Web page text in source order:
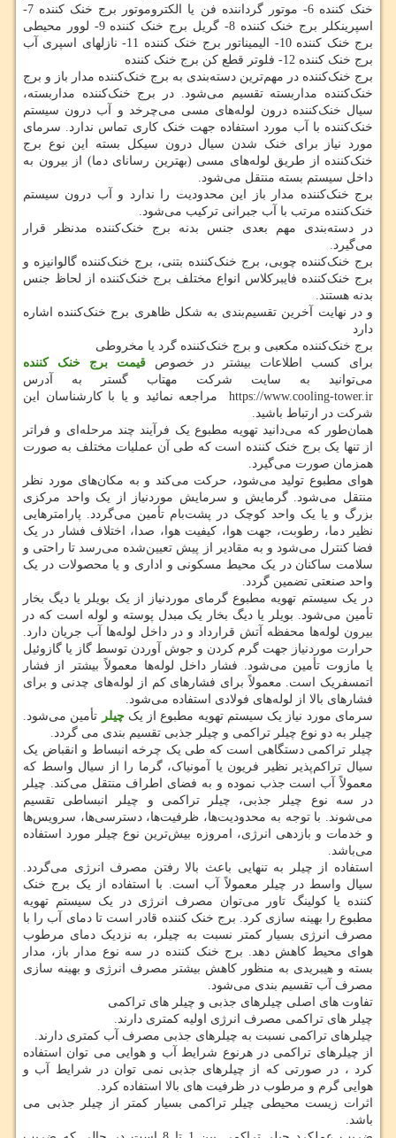
خنک کننده 6- موتور گرداننده فن یا الکتروموتور برج خنک کننده 7-
اسپرینکلر برج خنک کننده 8- گریل برج خنک کننده 9- لوور محیطی
برج خنک کننده 10- الیمیناتور برج خنک کننده 11- نازلهای اسپری آب
برج خنک کننده 12- فلوتر قطع کن برج خنک کننده
برج خنک‌کننده در مهم‌ترین دسته‌بندی به برج خنک‌کننده مدار باز و برج
خنک‌کننده مداربسته تقسیم می‌شود. در برج خنک‌کننده مداربسته،
سیال خنک‌کننده درون لوله‌های مسی می‌چرخد و آب درون سیستم
خنک‌کننده با آب مورد استفاده جهت خنک کاری تماس ندارد. سرمای
مورد نیاز برای خنک شدن سیال درون سیکل بسته این نوع برج
خنک‌کننده از طریق لوله‌های مسی (بهترین رسانای دما) از بیرون به
داخل سیستم بسته منتقل می‌شود.
برج خنک‌کننده مدار باز این محدودیت را ندارد و آب درون سیستم
خنک‌کننده مرتب با آب جبرانی ترکیب می‌شود.
در دسته‌بندی مهم بعدی جنس بدنه برج خنک‌کننده مدنظر قرار
می‌گیرد.
برج خنک‌کننده چوبی، برج خنک‌کننده بتنی، برج خنک‌کننده گالوانیزه و
برج خنک‌کننده فایبرکلاس انواع مختلف برج خنک‌کننده از لحاظ جنس
بدنه هستند.
و در نهایت آخرین تقسیم‌بندی به شکل ظاهری برج خنک‌کننده اشاره
دارد
برج خنک‌کننده مکعبی و برج خنک‌کننده گرد یا مخروطی
برای کسب اطلاعات بیشتر در خصوصقیمت برج خنک کننده
می‌توانید به سایت شرکت مهتاب گستر به آدرس
https://www.cooling-tower.ir مراجعه نمائید و یا با کارشناسان این
شرکت در ارتباط باشید.
همان‌طور که می‌دانید تهویه مطبوع یک فرآیند چند مرحله‌ای و فراتر
از تنها یک برج خنک کننده است که طی آن عملیات مختلف به صورت
همزمان صورت می‌گیرد.
هوای مطبوع تولید می‌شود، حرکت می‌کند و به مکان‌های مورد نظر
منتقل می‌شود. گرمایش و سرمایش موردنیاز از یک واحد مرکزی
بزرگ و یا یک واحد کوچک در پشت‌بام تأمین می‌گردد. پارامترهایی
نظیر دما، رطوبت، جهت هوا، کیفیت هوا، صدا، اختلاف فشار در یک
فضا کنترل می‌شود و به مقادیر از پیش تعیین‌شده می‌رسد تا راحتی و
سلامت ساکنان در یک محیط مسکونی و اداری و یا محصولات در یک
واحد صنعتی تضمین گردد.
در یک سیستم تهویه مطبوع گرمای موردنیاز از یک بویلر یا دیگ بخار
تأمین می‌شود. بویلر یا دیگ بخار یک مبدل پوسته و لوله است که در
بیرون لوله‌ها محفظه آتش قرارداد و در داخل لوله‌ها آب جریان دارد.
حرارت موردنیاز جهت گرم کردن و جوش آوردن توسط گاز یا گازوئیل
یا مازوت تأمین می‌شود. فشار داخل لوله‌ها معمولاً بیشتر از فشار
اتمسفریک است. معمولاً برای فشارهای کم از لوله‌های چدنی و برای
فشارهای بالا از لوله‌های فولادی استفاده می‌شود.
سرمای مورد نیاز یک سیستم تهویه مطبوع از یکچیلر تأمین می‌شود.
چیلر به دو نوع چیلر تراکمی و چیلر جذبی تقسیم بندی می گردد.
چیلر تراکمی دستگاهی است که طی یک چرخه انبساط و انقباض یک
سیال تراکم‌پذیر نظیر فریون یا آمونیاک، گرما را از سیال واسط که
معمولاً آب است جذب نموده و به فضای اطراف منتقل می‌کند. چیلر
در سه نوع چیلر جذبی، چیلر تراکمی و چیلر انبساطی تقسیم
می‌شوند. با توجه به محدودیت‌ها، ظرفیت‌ها، دسترسی‌ها، سرویس‌ها
و خدمات و بازدهی انرژی، امروزه بیش‌ترین نوع چیلر مورد استفاده
می‌باشد.
استفاده از چیلر به تنهایی باعث بالا رفتن مصرف انرژی می‌گردد.
سیال واسط در چیلر معمولاً آب است. با استفاده از یک برج خنک
کننده یا کولینگ تاور می‌توان مصرف انرژی در یک سیستم تهویه
مطبوع را بهینه سازی کرد. برج خنک کننده قادر است تا دمای آب را با
مصرف انرژی بسیار کمتر نسبت به چیلر، به نزدیک دمای مرطوب
هوای محیط کاهش دهد. برج خنک کننده در سه نوع مدار باز، مدار
بسته و هیبریدی به منظور کاهش بیشتر مصرف انرژی و بهینه سازی
مصرف آب تقسیم بندی می‌شود.
تفاوت های اصلی چیلرهای جذبی و چیلر های تراکمی
چیلر های تراکمی مصرف انرژی اولیه کمتری دارند.
چیلرهای تراکمی نسبت به چیلرهای جذبی مصرف آب کمتری دارند.
از چیلرهای تراکمی در هرنوع شرایط آب و هوایی می توان استفاده
کرد ، در صورتی که از چیلرهای جذبی نمی توان در شرایط آب و
هوایی گرم و مرطوب در ظرفیت های بالا استفاده کرد.
اثرات زیست محیطی چیلر تراکمی بسیار کمتر از چیلر جذبی می
باشد.